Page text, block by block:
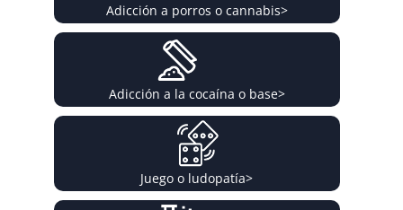
Adicción a porros o cannabis>
Adicción a la cocaína o base>
Juego o ludopatía>